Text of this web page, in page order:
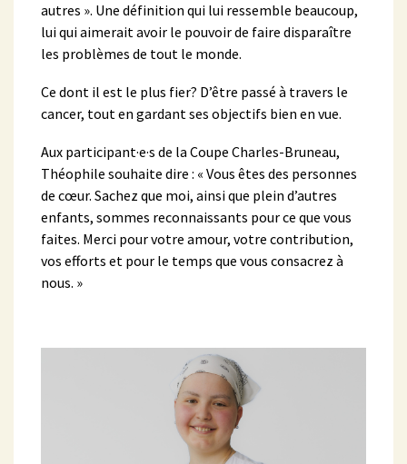
autres ». Une définition qui lui ressemble beaucoup,
lui qui aimerait avoir le pouvoir de faire disparaître
les problèmes de tout le monde.
Ce dont il est le plus fier? D’être passé à travers le
cancer, tout en gardant ses objectifs bien en vue.
Aux participant·e·s de la Coupe Charles-Bruneau,
Théophile souhaite dire : « Vous êtes des personnes
de cœur. Sachez que moi, ainsi que plein d’autres
enfants, sommes reconnaissants pour ce que vous
faites. Merci pour votre amour, votre contribution,
vos efforts et pour le temps que vous consacrez à
nous. »